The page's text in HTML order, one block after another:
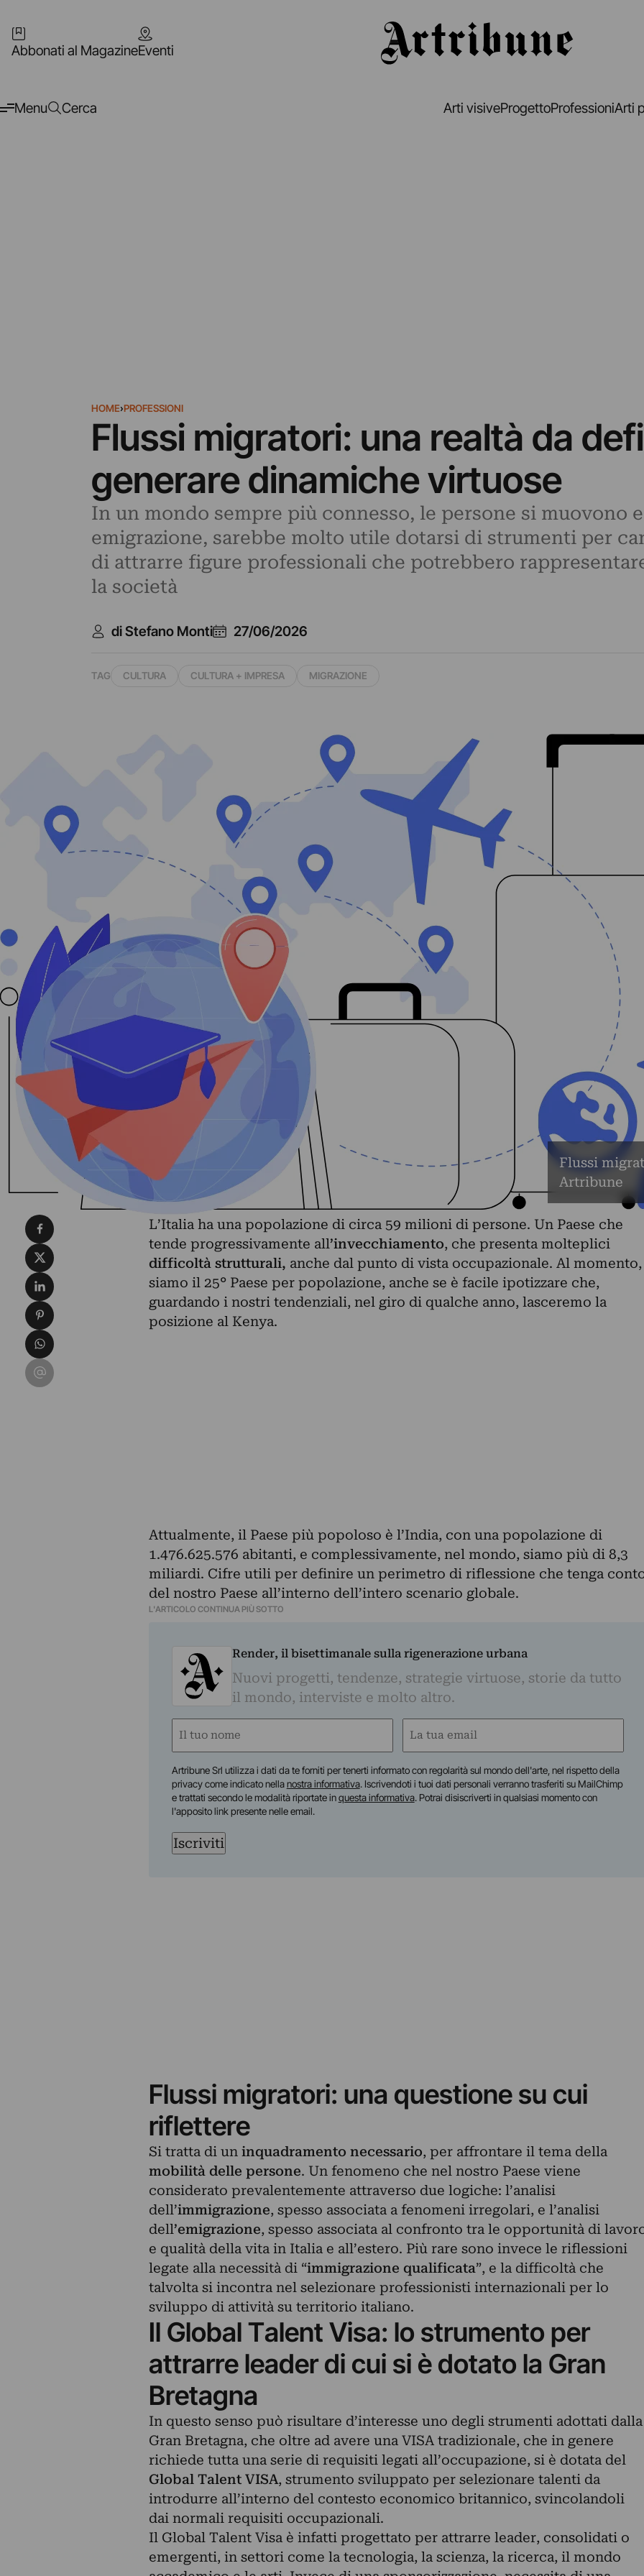
Abbonati al MagazineEventi
Menu Cerca Arti visiveProgettoProfessioniArti
HOME›PROFESSIONI
Flussi migratori: una realtà da
generare dinamiche virtuose
In un mondo sempre più connesso, le persone si muovono
emigrazione, sarebbe molto utile dotarsi di strumenti per
di attrarre figure professionali che potrebbero
la società
di Stefano Monti 27/06/2026
TAG CULTURA CULTURA + IMPRESA MIGRAZIONE
Flussi
Artribune
L’Italia ha una popolazione di circa 59 milioni di persone. Un Paese che
tende progressivamente all’invecchiamento, che presenta molteplici
difficoltà strutturali, anche dal punto di vista occupazionale. Al momento,
siamo il 25° Paese per popolazione, anche se è facile ipotizzare che,
guardando i nostri tendenziali, nel giro di qualche anno, lasceremo la
posizione al Kenya.
Attualmente, il Paese più popoloso è l’India, con una popolazione di
1.476.625.576 abitanti, e complessivamente, nel mondo, siamo più di 8,3
miliardi. Cifre utili per definire un perimetro di riflessione che tenga
del nostro Paese all’interno dell’intero scenario globale.
L'ARTICOLO CONTINUA PIÙ SOTTO
Render, il bisettimanale sulla rigenerazione urbana
Nuovi progetti, tendenze, strategie virtuose, storie da tutto
il mondo, interviste e molto altro.
Nome
Email
Artribune Srl utilizza i dati da te forniti per tenerti informato con regolarità sul mondo dell'arte, nel rispetto della
privacy come indicato nellanostra informativa. Iscrivendoti i tuoi dati personali verranno trasferiti su MailChimp
e trattati secondo le modalità riportate inquesta informativa. Potrai disiscriverti in qualsiasi momento con
l'apposito link presente nelle email.
Iscriviti
Flussi migratori: una questione su cui
riflettere
Si tratta di un inquadramento necessario, per affrontare il tema della
mobilità delle persone. Un fenomeno che nel nostro Paese viene
considerato prevalentemente attraverso due logiche: l’analisi
dell’immigrazione, spesso associata a fenomeni irregolari, e l’analisi
dell’emigrazione, spesso associata al confronto tra le opportunità di
e qualità della vita in Italia e all’estero. Più rare sono invece le riflessioni
legate alla necessità di “immigrazione qualificata”, e la difficoltà che
talvolta si incontra nel selezionare professionisti internazionali per lo
sviluppo di attività su territorio italiano.
Il Global Talent Visa: lo strumento per
attrarre leader di cui si è dotato la Gran
Bretagna
In questo senso può risultare d’interesse uno degli strumenti adottati dalla
Gran Bretagna, che oltre ad avere una VISA tradizionale, che in genere
richiede tutta una serie di requisiti legati all’occupazione, si è dotata del
Global Talent VISA, strumento sviluppato per selezionare talenti da
introdurre all’interno del contesto economico britannico, svincolandoli
dai normali requisiti occupazionali.
Il Global Talent Visa è infatti progettato per attrarre leader, consolidati o
emergenti, in settori come la tecnologia, la scienza, la ricerca, il mondo
Condividi su Facebook
Condividi su X
Condividi su LinkedIn
Condividi su Pinterest
Condividi su WhatsApp
Condividi su Email